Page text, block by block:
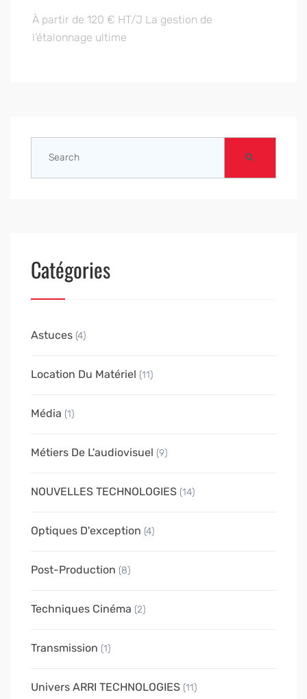
À partir de 120 € HT/J La gestion de
l’étalonnage ultime
Catégories
Astuces (4)
Location Du Matériel (11)
Média (1)
Métiers De L'audiovisuel (9)
NOUVELLES TECHNOLOGIES (14)
Optiques D'exception (4)
Post-Production (8)
Techniques Cinéma (2)
Transmission (1)
Univers ARRI TECHNOLOGIES (11)